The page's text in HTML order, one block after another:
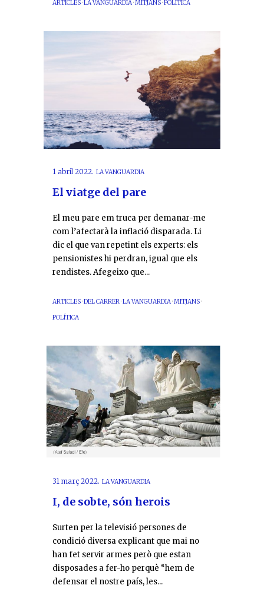
ARTICLES·LA VANGUARDIA·MITJANS·POLÍTICA
1 abril 2022. LA VANGUARDIA
El viatge del pare
El meu pare em truca per demanar-me
com l’afectarà la inflació disparada. Li
dic el que van repetint els experts: els
pensionistes hi perdran, igual que els
rendistes. Afegeixo que...
ARTICLES·DEL CARRER·LA VANGUARDIA·MITJANS·
POLÍTICA
31 març 2022. LA VANGUARDIA
I, de sobte, són herois
Surten per la televisió persones de
condició diversa explicant que mai no
han fet servir armes però que estan
disposades a fer-ho perquè “hem de
defensar el nostre país, les...